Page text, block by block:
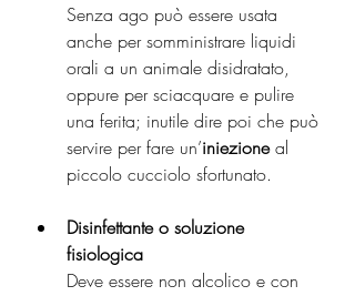
Senza ago può essere usata
anche per somministrare liquidi
orali a un animale disidratato,
oppure per sciacquare e pulire
una ferita; inutile dire poi che può
servire per fare un’iniezione al
piccolo cucciolo sfortunato.
Disinfettante o soluzione
fisiologica
Deve essere non alcolico e con